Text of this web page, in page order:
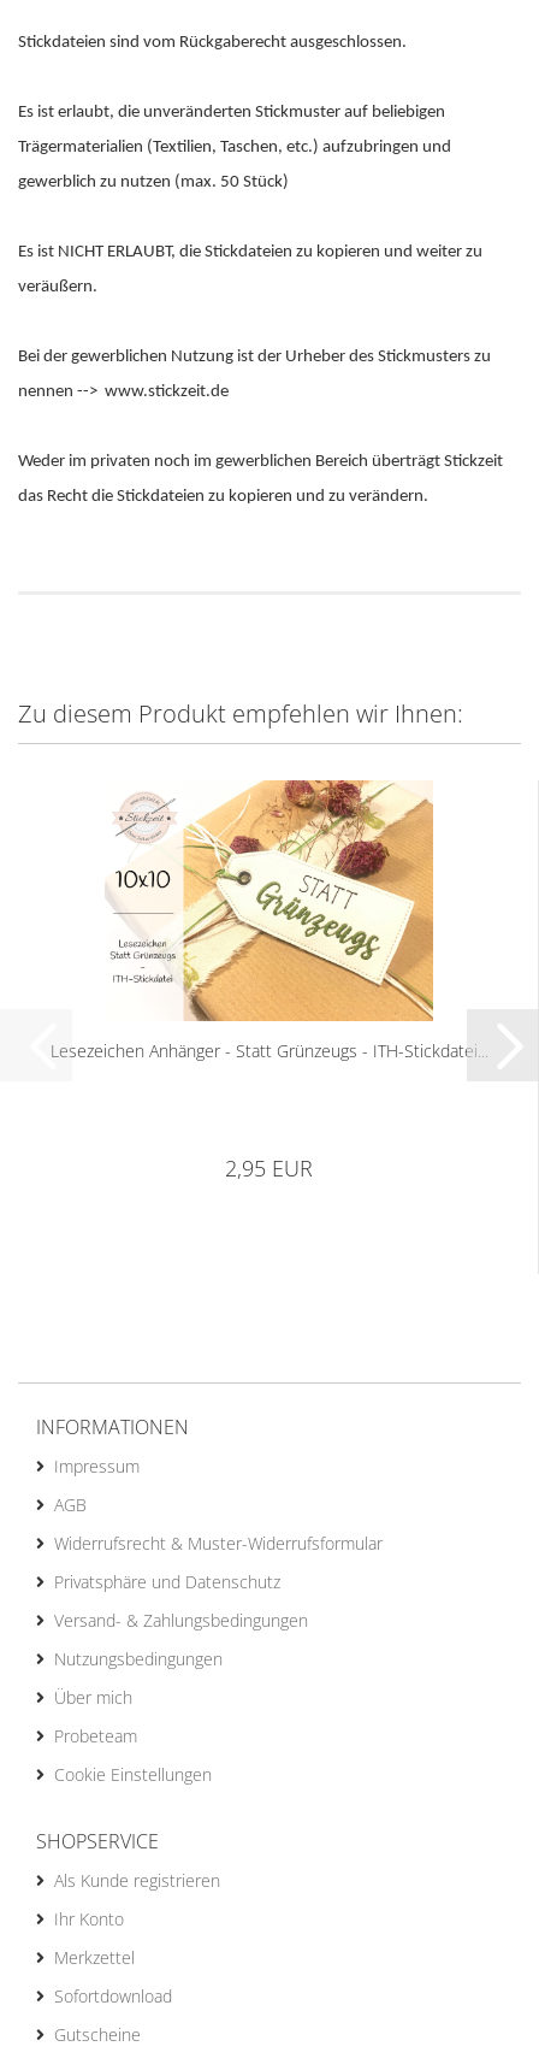
Stickdateien sind vom Rückgaberecht ausgeschlossen.
Es ist erlaubt, die unveränderten Stickmuster auf beliebigen
Trägermaterialien (Textilien, Taschen, etc.) aufzubringen und
gewerblich zu nutzen (max. 50 Stück)
Es ist NICHT ERLAUBT, die Stickdateien zu kopieren und weiter zu
veräußern.
Bei der gewerblichen Nutzung ist der Urheber des Stickmusters zu
nennen --> www.stickzeit.de
Weder im privaten noch im gewerblichen Bereich überträgt Stickzeit
das Recht die Stickdateien zu kopieren und zu verändern.
Zu diesem Produkt empfehlen wir Ihnen:
Lesezeichen Anhänger - Statt Grünzeugs - ITH-Stickdatei...
2,95 EUR
INFORMATIONEN
Impressum
AGB
Widerrufsrecht & Muster-Widerrufsformular
Privatsphäre und Datenschutz
Versand- & Zahlungsbedingungen
Nutzungsbedingungen
Über mich
Probeteam
Cookie Einstellungen
SHOPSERVICE
Als Kunde registrieren
Ihr Konto
Merkzettel
Sofortdownload
Gutscheine